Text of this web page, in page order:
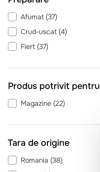
Afumat (37)
Crud-uscat (4)
Fiert (37)
Produs potrivit pentru
Magazine (22)
Tara de origine
Romania (38)